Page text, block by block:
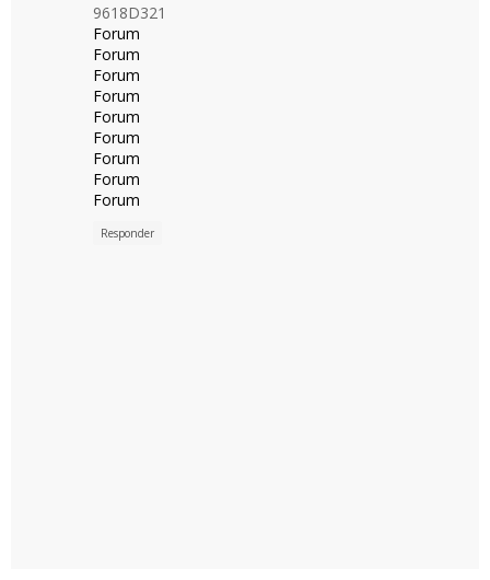
9618D321
Forum
Forum
Forum
Forum
Forum
Forum
Forum
Forum
Forum
Responder